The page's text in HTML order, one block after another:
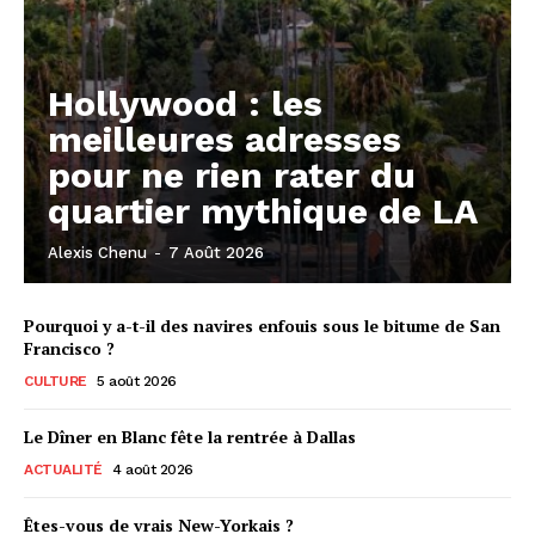
Hollywood : les
meilleures adresses
pour ne rien rater du
quartier mythique de LA
Alexis Chenu - 7 Août 2026
Pourquoi y a-t-il des navires enfouis sous le bitume de San
Francisco ?
CULTURE 5 août 2026
Le Dîner en Blanc fête la rentrée à Dallas
ACTUALITÉ 4 août 2026
Êtes-vous de vrais New-Yorkais ?